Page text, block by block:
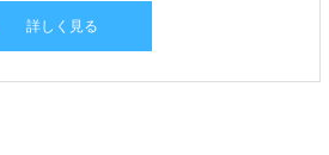
詳しく見る